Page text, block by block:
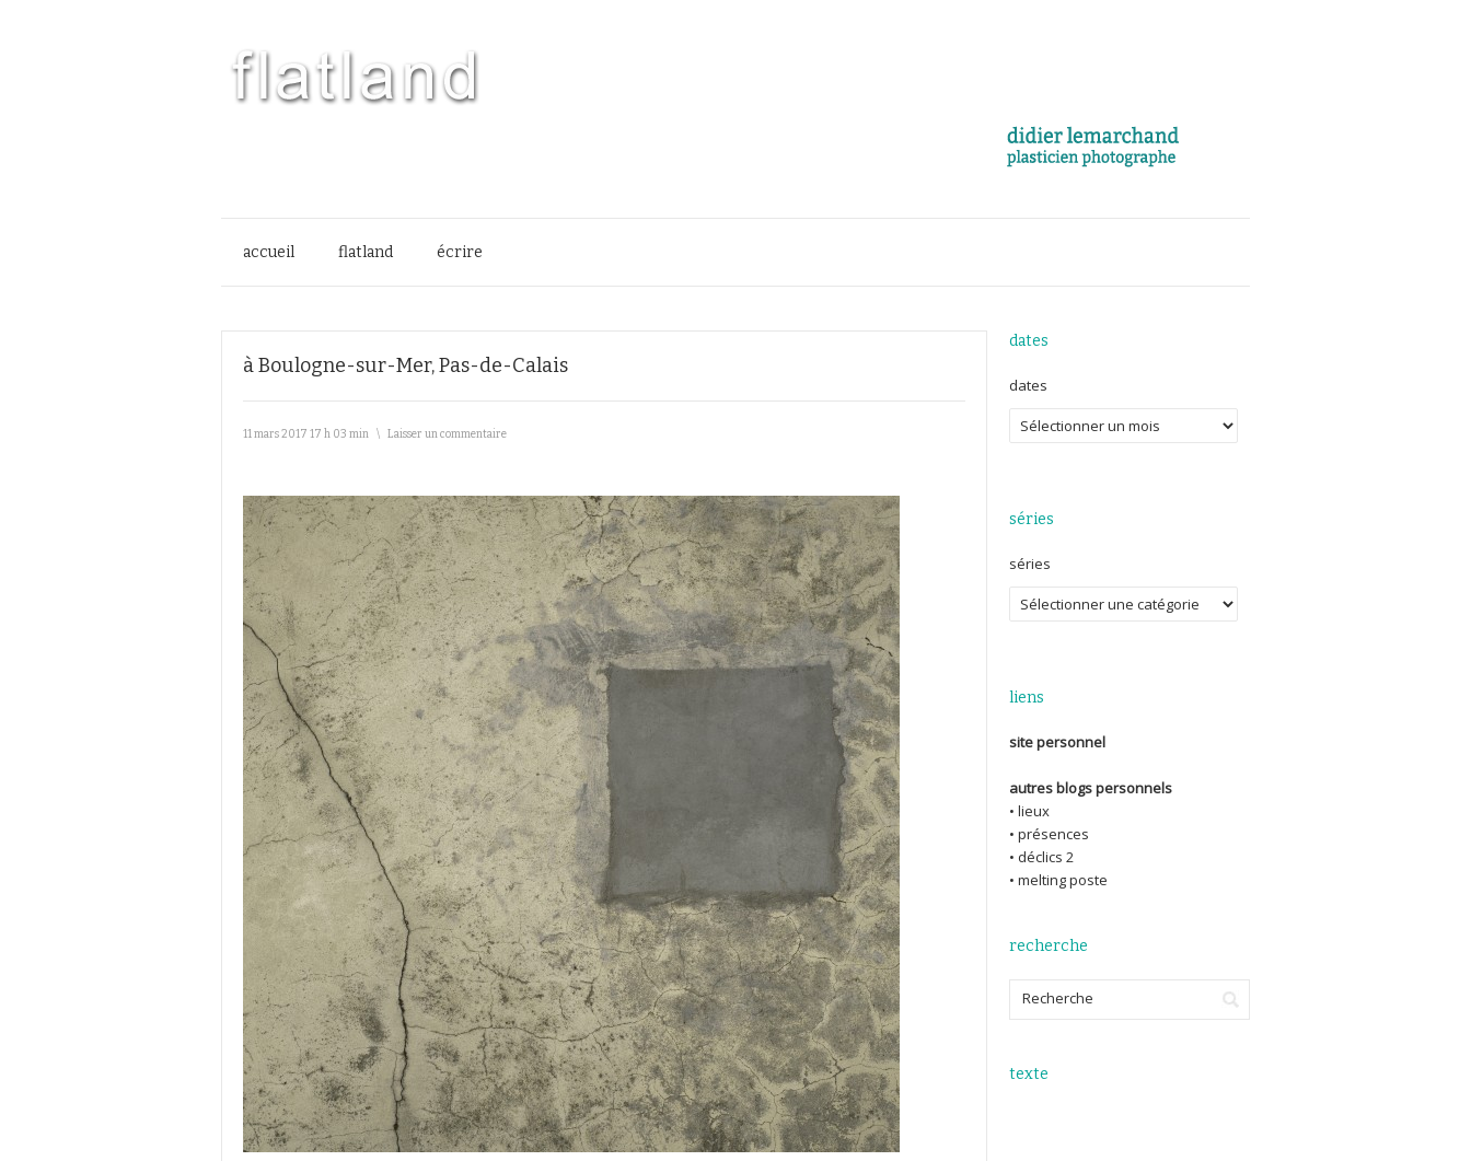
accueil flatland écrire
à Boulogne-sur-Mer, Pas-de-Calais
11 mars 2017 17 h 03 min \ Laisser un commentaire
dates
dates
séries
séries
liens
site personnel
autres blogs personnels
• lieux
• présences
• déclics 2
• melting poste
recherche
texte